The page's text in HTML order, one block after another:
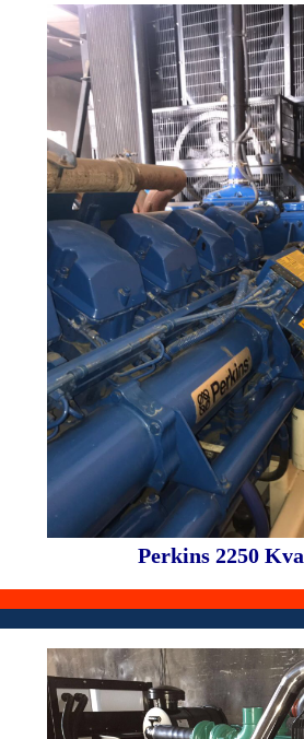
Perkins 2250 Kva